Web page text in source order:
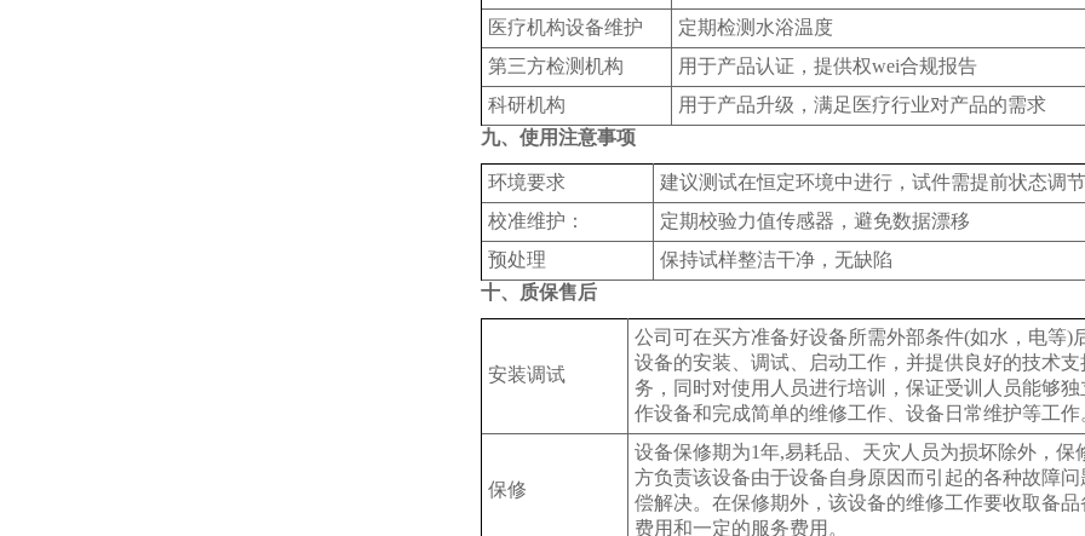
‌医疗机构设备维护
定期检测水浴温度
‌第三方检测机构
用于产品认证，提供权wei合规报告
科研机构
用于产品升级，满足医疗行业对产品的需求
九、使用注意事项
‌环境要求
建议测试在恒定环境中进行，试件需提前状态调
‌校准维护‌：
定期校验力值传感器，避免数据漂移
预处理
保持试样整洁干净，无缺陷
十、质保售后
安装调试
公司可在买方准备好设备所需外部条件(如水，电等)
设备的安装、调试、启动工作，并提供良好的技术支
务，同时对使用人员进行培训，保证受训人员能够
作设备和完成简单的维修工作、设备日常维护等工作
保修
设备保修期为1年,易耗品、天灾人员为损坏除外，保
方负责该设备由于设备自身原因而引起的各种故障
偿解决。在保修期外，该设备的维修工作要收取备品
费用和一定的服务费用。